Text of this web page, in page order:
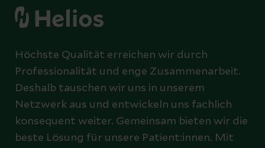
Höchste Qualität erreichen wir durch
Professionalität und enge Zusammenarbeit.
Deshalb tauschen wir uns in unserem
Netzwerk aus und entwickeln uns fachlich
konsequent weiter. Gemeinsam bieten wir die
beste Lösung für unsere Patient:innen. Mit